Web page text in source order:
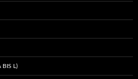
BIS L)